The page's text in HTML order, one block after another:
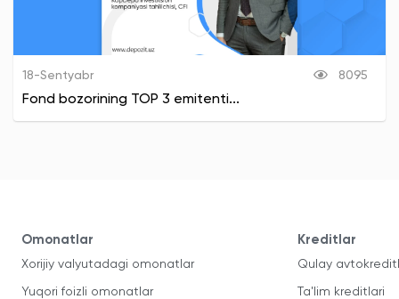
18-Sentyabr 8095
Fond bozorining TOP 3 emitenti...
Omonatlar
Xorijiy valyutadagi omonatlar
Yuqori foizli omonatlar
Kreditlar
Qulay
Ta'lim kreditlari